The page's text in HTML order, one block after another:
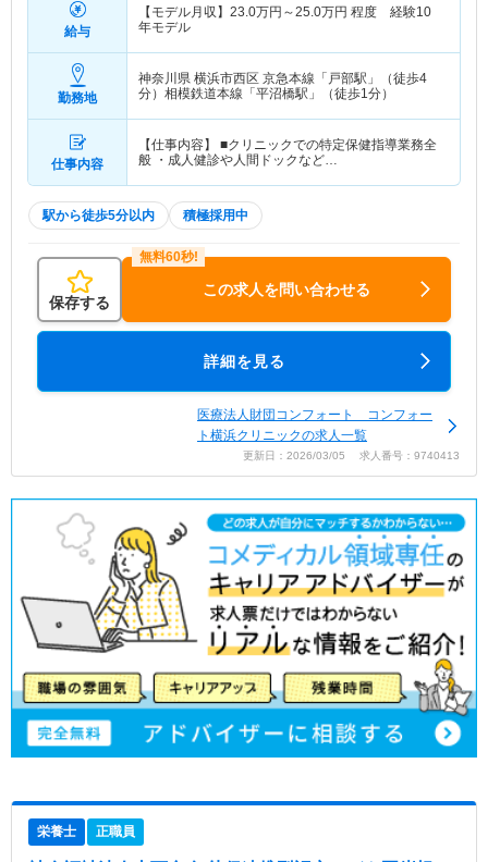
給与
【モデル月収】 23.0万円～25.0万円 程度 経験10
年モデル
勤務地
神奈川県 横浜市西区 京急本線「戸部駅」（徒歩4
分）相模鉄道本線「平沼橋駅」（徒歩1分）
仕事内容
【仕事内容】 ■クリニックでの特定保健指導業務全
般 ・成人健診や人間ドックなど…
駅から徒歩5分以内 積極採用中
保存する
この求人を問い合わせる
詳細を見る
医療法人財団コンフォート コンフォー
ト横浜クリニックの求人一覧
更新日：2026/03/05 求人番号：9740413
栄養士 正職員